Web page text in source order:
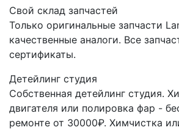
Свой склад запчастей
Только оригинальные запчасти
качественные аналоги. Все
сертификаты.
Детейлинг студия
Собственная детейлинг студия.
двигателя или полировка фар -
ремонте от 30000₽. Химчистка